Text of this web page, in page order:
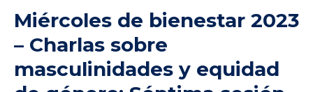
Miércoles de bienestar 2023
– Charlas sobre
masculinidades y equidad